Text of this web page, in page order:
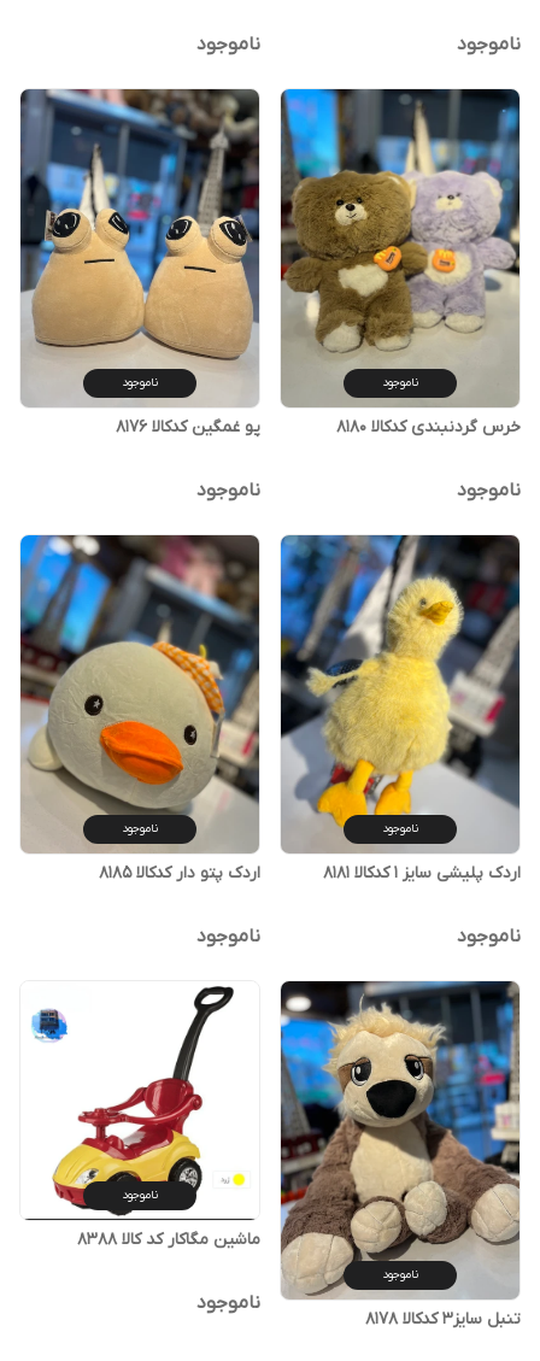
ناموجود ناموجود
ناموجود
خرس گردنبندی کدکالا ۸۱۸۰
ناموجود
ناموجود
پو غمگین کدکالا ۸۱۷۶
ناموجود
ناموجود
اردک پلیشی سایز ۱ کدکالا ۸۱۸۱
ناموجود
ناموجود
اردک پتو دار کدکالا ۸۱۸۵
ناموجود
ناموجود
تنبل سایز۳ کدکالا ۸۱۷۸
ناموجود
ماشین مگاکار کد کالا ۸۳۸۸
ناموجود